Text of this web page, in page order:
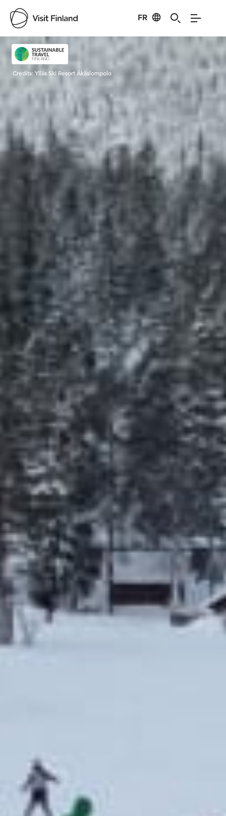
FR
Visit Finland
Credits:Ylläs Ski Resort Äkäslompolo